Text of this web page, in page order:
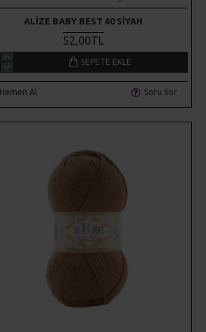
ALIZE BABY BEST 60 SIYAH
52,00TL
SEPETE EKLE
Hemen Al Soru Sor